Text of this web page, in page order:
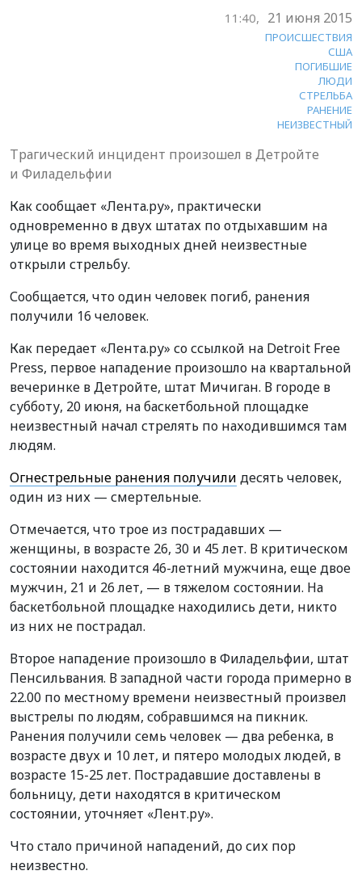
11:40, 21 июня 2015
ПРОИСШЕСТВИЯ
США
ПОГИБШИЕ
ЛЮДИ
СТРЕЛЬБА
РАНЕНИЕ
НЕИЗВЕСТНЫЙ
Трагический инцидент произошел в Детройте
и Филадельфии
Как сообщает «Лента.ру», практически
одновременно в двух штатах по отдыхавшим на
улице во время выходных дней неизвестные
открыли стрельбу.
Сообщается, что один человек погиб, ранения
получили 16 человек.
Как передает «Лента.ру» со ссылкой на Detroit Free
Press, первое нападение произошло на квартальной
вечеринке в Детройте, штат Мичиган. В городе в
субботу, 20 июня, на баскетбольной площадке
неизвестный начал стрелять по находившимся там
людям.
Огнестрельные ранения получили десять человек,
один из них — смертельные.
Отмечается, что трое из пострадавших —
женщины, в возрасте 26, 30 и 45 лет. В критическом
состоянии находится 46-летний мужчина, еще двое
мужчин, 21 и 26 лет, — в тяжелом состоянии. На
баскетбольной площадке находились дети, никто
из них не пострадал.
Второе нападение произошло в Филадельфии, штат
Пенсильвания. В западной части города примерно в
22.00 по местному времени неизвестный произвел
выстрелы по людям, собравшимся на пикник.
Ранения получили семь человек — два ребенка, в
возрасте двух и 10 лет, и пятеро молодых людей, в
возрасте 15-25 лет. Пострадавшие доставлены в
больницу, дети находятся в критическом
состоянии, уточняет «Лент.ру».
Что стало причиной нападений, до сих пор
неизвестно.